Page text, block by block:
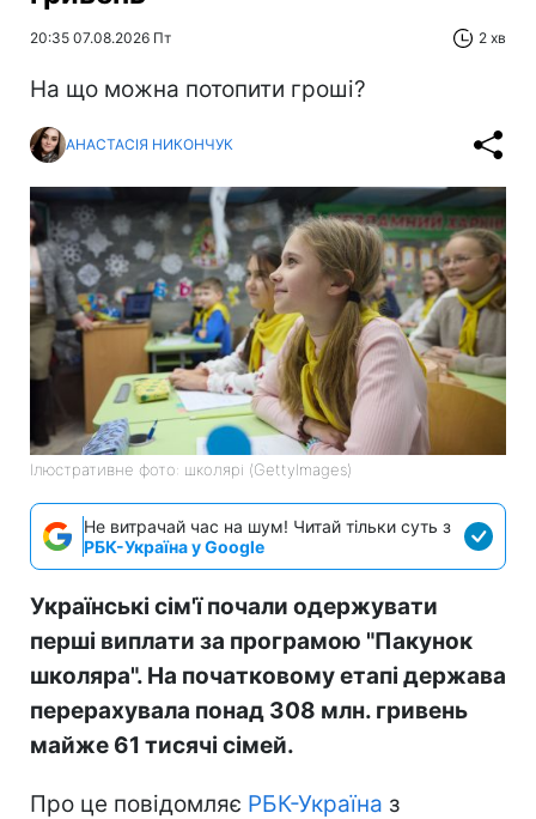
20:35 07.08.2026 Пт 2 хв
На що можна потопити гроші?
АНАСТАСІЯ НИКОНЧУК
Ілюстративне фото: школярі (GettyImages)
Не витрачай час на шум! Читай тільки суть з
РБК-Україна у Google
Українські сім'ї почали одержувати
перші виплати за програмою "Пакунок
школяра". На початковому етапі держава
перерахувала понад 308 млн. гривень
майже 61 тисячі сімей.
Про це повідомляє РБК-Україна з